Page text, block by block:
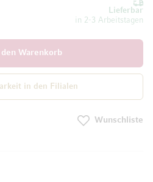
Lieferbar
in 2-3 Arbeitstagen
den Warenkorb
in den Filialen
Wunschliste